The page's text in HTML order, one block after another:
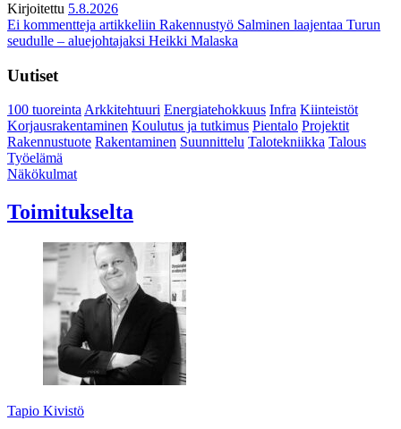
Kirjoitettu 5.8.2026
Ei kommentteja artikkeliin Rakennustyö Salminen laajentaa Turun
seudulle – aluejohtajaksi Heikki Malaska
Uutiset
100 tuoreintaArkkitehtuuri Energiatehokkuus Infra Kiinteistöt
Korjausrakentaminen Koulutus ja tutkimus Pientalo Projektit
Rakennustuote Rakentaminen Suunnittelu Talotekniikka Talous
Työelämä
Näkökulmat
Toimitukselta
Tapio Kivistö